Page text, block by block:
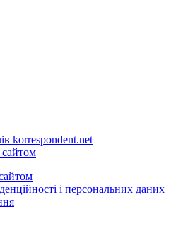
korrespondent.net
і персональних даних